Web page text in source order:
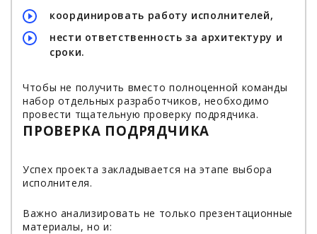
координировать работу исполнителей,
нести ответственность за архитектуру и
сроки.
Чтобы не получить вместо полноценной команды
набор отдельных разработчиков, необходимо
провести тщательную проверку подрядчика.
ПРОВЕРКА ПОДРЯДЧИКА
Успех проекта закладывается на этапе выбора
исполнителя.
Важно анализировать не только презентационные
материалы, но и: